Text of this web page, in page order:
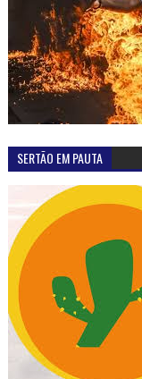
SERTÃO EM PAUTA